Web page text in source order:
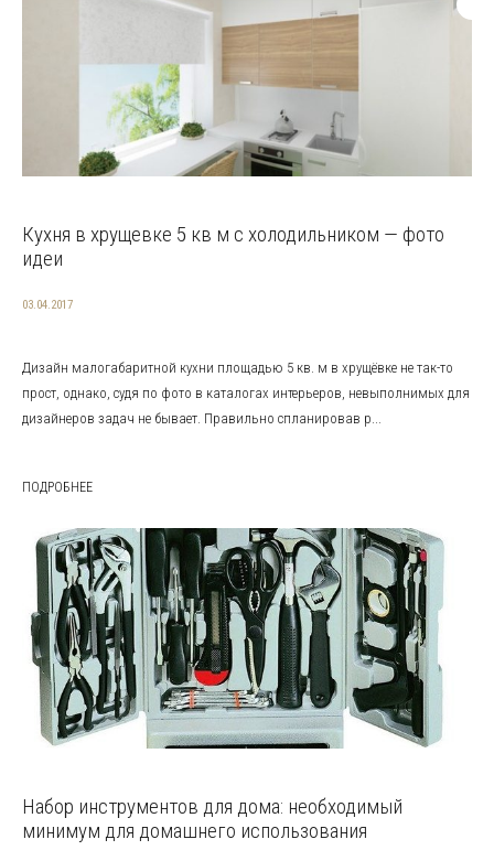
Кухня в хрущевке 5 кв м с холодильником — фото
идеи
03.04.2017
Дизайн малогабаритной кухни площадью 5 кв. м в хрущёвке не так-то
прост, однако, судя по фото в каталогах интерьеров, невыполнимых для
дизайнеров задач не бывает. Правильно спланировав р...
ПОДРОБНЕЕ
Набор инструментов для дома: необходимый
минимум для домашнего использования